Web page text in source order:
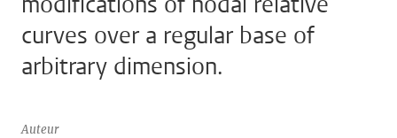
curves over a regular base of
arbitrary dimension.
Auteur